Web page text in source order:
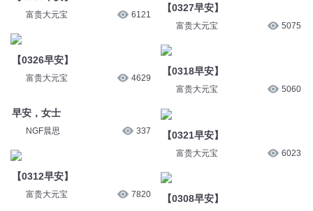
富贵大元宝 6121
【0326早安】
富贵大元宝 4629
早安，女士
NGF晨思 337
【0312早安】
富贵大元宝 7820
【0327早安】
富贵大元宝 5075
【0318早安】
富贵大元宝 5060
【0321早安】
富贵大元宝 6023
【0308早安】